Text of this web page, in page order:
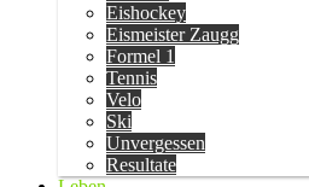
Eishockey
Eismeister Zaugg
Formel 1
Tennis
Velo
Ski
Unvergessen
Resultate